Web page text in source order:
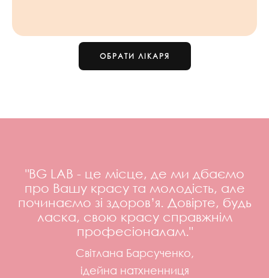
ОБРАТИ ЛІКАРЯ
"BG LAB - це місце, де ми дбаємо
про Вашу красу та молодість, але
починаємо зі здоров’я. Довірте, будь
ласка, свою красу справжнім
професіоналам."
Світлана Барсученко,
ідейна натхненниця